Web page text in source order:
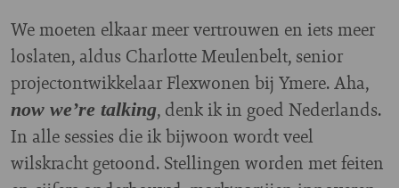
We moeten elkaar meer vertrouwen en iets meer
loslaten, aldus Charlotte Meulenbelt, senior
projectontwikkelaar Flexwonen bij Ymere. Aha,
now we’re talking, denk ik in goed Nederlands.
In alle sessies die ik bijwoon wordt veel
wilskracht getoond. Stellingen worden met feiten